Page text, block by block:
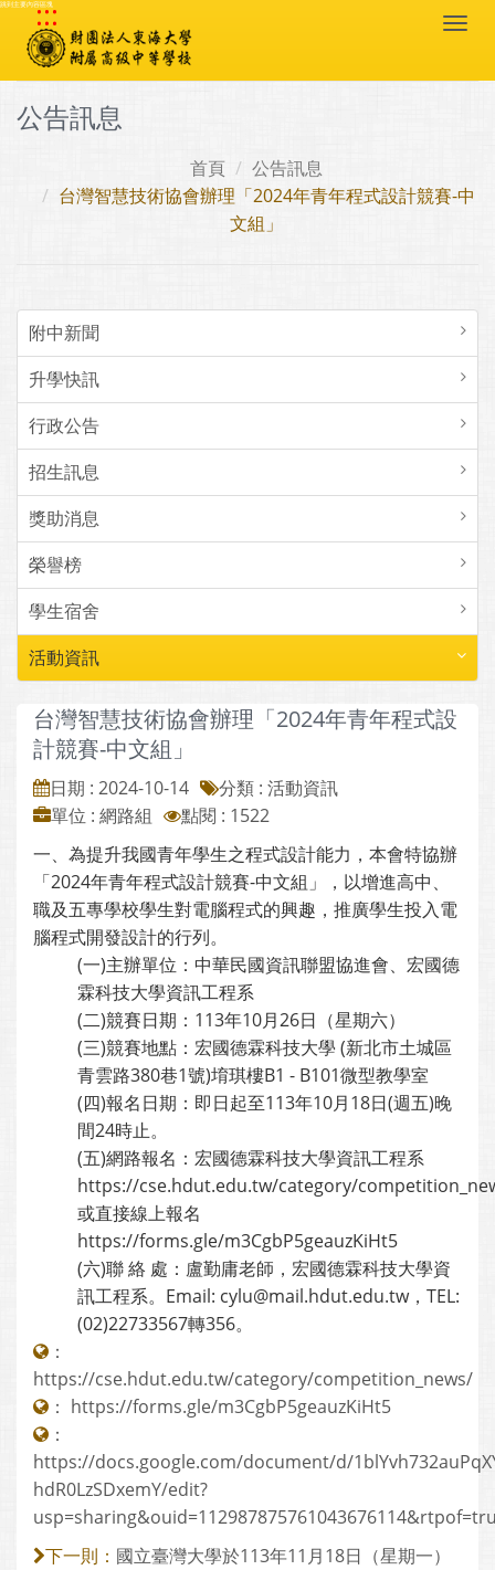
跳到主要內容區塊
:::
公告訊息
首頁
公告訊息
台灣智慧技術協會辦理「2024年青年程式設計競賽-中
文組」
附中新聞
升學快訊
行政公告
招生訊息
獎助消息
榮譽榜
學生宿舍
活動資訊
台灣智慧技術協會辦理「2024年青年程式設
計競賽-中文組」
日期 : 2024-10-14
分類 : 活動資訊
單位 : 網路組
點閱 : 1522
一、為提升我國青年學生之程式設計能力，本會特協辦
「2024年青年程式設計競賽-中文組」，以增進高中、
職及五專學校學生對電腦程式的興趣，推廣學生投入電
腦程式開發設計的行列。
(一)主辦單位：中華民國資訊聯盟協進會、宏國德
霖科技大學資訊工程系
(二)競賽日期：113年10月26日（星期六）
(三)競賽地點：宏國德霖科技大學 (新北市土城區
青雲路380巷1號)堉琪樓B1 - B101微型教學室
(四)報名日期：即日起至113年10月18日(週五)晚
間24時止。
(五)網路報名：宏國德霖科技大學資訊工程系
https://cse.hdut.edu.tw/category/
或直接線上報名
https://forms.gle/m3CgbP5geauzKiHt5
(六)聯 絡 處：盧勤庸老師，宏國德霖科技大學資
訊工程系。Email: cylu@mail.hdut.edu.tw，TEL:
(02)22733567轉356。
：
https://cse.hdut.edu.tw/category/competition_news/
： https://forms.gle/m3CgbP5geauzKiHt5
：
https://docs.google.com/document/d/
hdR0LzSDxemY/edit?
下一則： 國立臺灣大學於113年11月18日（星期一）